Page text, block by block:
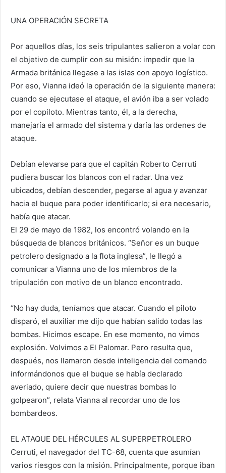
UNA OPERACIÓN SECRETA
Por aquellos días, los seis tripulantes salieron a volar con
el objetivo de cumplir con su misión: impedir que la
Armada británica llegase a las islas con apoyo logístico.
Por eso, Vianna ideó la operación de la siguiente manera:
cuando se ejecutase el ataque, el avión iba a ser volado
por el copiloto. Mientras tanto, él, a la derecha,
manejaría el armado del sistema y daría las ordenes de
ataque.
Debían elevarse para que el capitán Roberto Cerruti
pudiera buscar los blancos con el radar. Una vez
ubicados, debían descender, pegarse al agua y avanzar
hacia el buque para poder identificarlo; si era necesario,
había que atacar.
El 29 de mayo de 1982, los encontró volando en la
búsqueda de blancos británicos. “Señor es un buque
petrolero designado a la flota inglesa”, le llegó a
comunicar a Vianna uno de los miembros de la
tripulación con motivo de un blanco encontrado.
“No hay duda, teníamos que atacar. Cuando el piloto
disparó, el auxiliar me dijo que habían salido todas las
bombas. Hicimos escape. En ese momento, no vimos
explosión. Volvimos a El Palomar. Pero resulta que,
después, nos llamaron desde inteligencia del comando
informándonos que el buque se había declarado
averiado, quiere decir que nuestras bombas lo
golpearon”, relata Vianna al recordar uno de los
bombardeos.
EL ATAQUE DEL HÉRCULES AL SUPERPETROLERO
Cerruti, el navegador del TC-68, cuenta que asumían
varios riesgos con la misión. Principalmente, porque iban